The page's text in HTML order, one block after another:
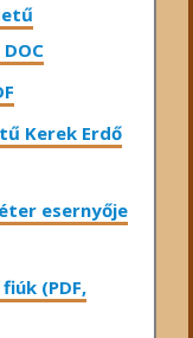
Kerek Erdő
esernyője
(PDF,